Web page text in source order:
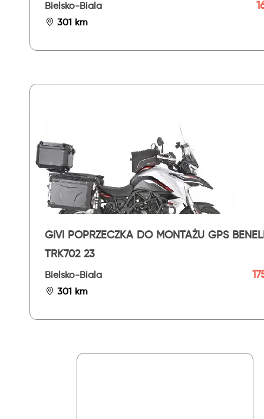
Bielsko-Biala
301 km
GIVI POPRZECZKA DO MONTAŻU GPS
TRK702 23
Bielsko-Biala
301 km